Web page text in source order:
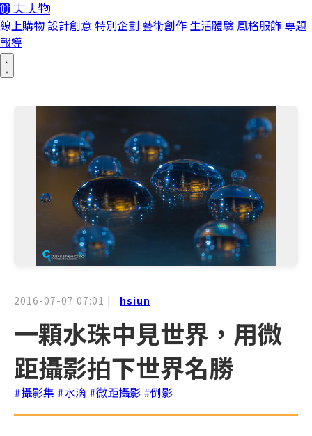
線上購物 設計創意 特別企劃 藝術創作 生活體驗 風格服飾 專題
報導
2016-07-07 07:01 | hsiun
一顆水珠中見世界，用微
距攝影拍下世界名勝
#攝影集 #水滴 #微距攝影 #倒影